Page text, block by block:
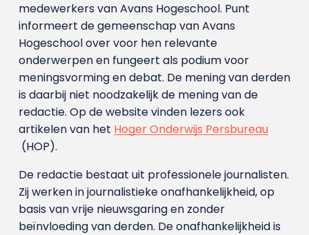
medewerkers van Avans Hoge­school. Punt
informeert de gemeenschap van Avans
Hogeschool over voor hen relevante
onderwerpen en fungeert als podium voor
meningsvorming en debat. De mening van derden
is daarbij niet noodzakelijk de mening van de
redactie. Op de website vinden lezers ook
artikelen van het Hoger Onderwijs Persbureau
(HOP).
De redactie bestaat uit professionele journalisten.
Zij werken in journalistieke onafhankelijkheid, op
basis van vrije nieuwsgaring en zonder
beïnvloeding van derden. De onafhankelijkheid is